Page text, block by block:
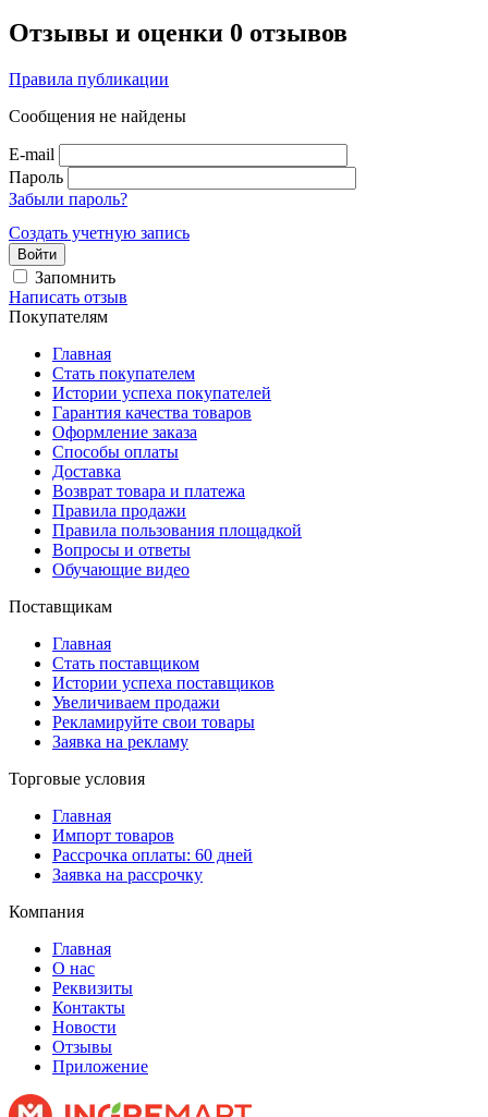
Отзывы и оценки 0 отзывов
Правила публикации
Сообщения не найдены
E-mail
Пароль
Забыли пароль?
Создать учетную запись
Войти
Запомнить
Написать отзыв
Покупателям
Главная
Стать покупателем
Истории успеха покупателей
Гарантия качества товаров
Оформление заказа
Способы оплаты
Доставка
Возврат товара и платежа
Правила продажи
Правила пользования площадкой
Вопросы и ответы
Обучающие видео
Поставщикам
Главная
Стать поставщиком
Истории успеха поставщиков
Увеличиваем продажи
Рекламируйте свои товары
Заявка на рекламу
Торговые условия
Главная
Импорт товаров
Рассрочка оплаты: 60 дней
Заявка на рассрочку
Компания
Главная
О нас
Реквизиты
Контакты
Новости
Отзывы
Приложение